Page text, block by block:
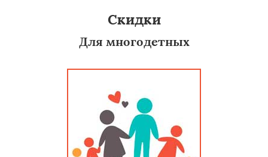
Скидки
Для многодетных